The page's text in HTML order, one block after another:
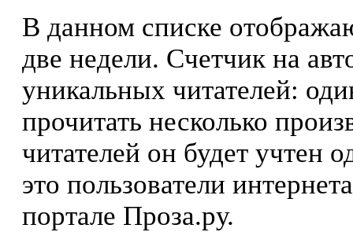
В данном списке
две недели. Счетчик на
уникальных читателей:
прочитать несколько
читателей он будет учтен
это пользователи
портале Проза.ру.